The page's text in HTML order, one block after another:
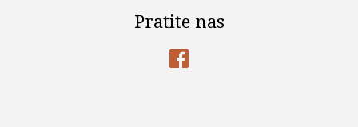
Pratite nas